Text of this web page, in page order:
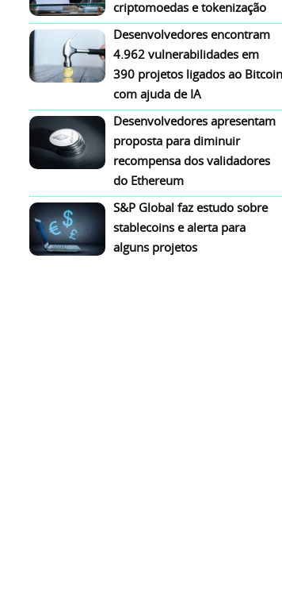
criptomoedas e tokenização
Desenvolvedores encontram
4.962 vulnerabilidades em
390 projetos ligados ao Bitcoin
com ajuda de IA
Desenvolvedores apresentam
proposta para diminuir
recompensa dos validadores
do Ethereum
S&P Global faz estudo sobre
stablecoins e alerta para
alguns projetos